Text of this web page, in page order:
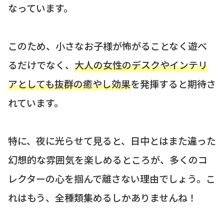
なっています。
このため、小さなお子様が怖がることなく遊べ
るだけでなく、 大人の女性のデスクやインテリ
アとしても抜群の癒やし効果を発揮すると期待さ
れています。
特に、夜に光らせて見ると、日中とはまた違った
幻想的な雰囲気を楽しめるところが、多くのコ
レクターの心を掴んで離さない理由でしょう。こ
れはもう、全種類集めるしかありませんね！